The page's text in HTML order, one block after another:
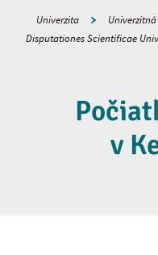
Univerzita
Disputationes Scientificae
v